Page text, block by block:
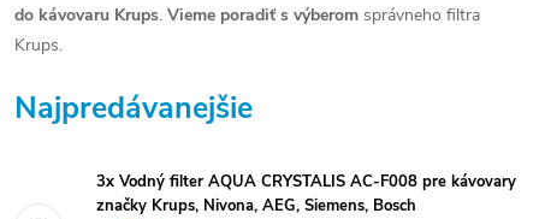
do kávovaru Krups. Vieme poradiť s výberom správneho filtra
Krups.
Najpredávanejšie
3x Vodný filter AQUA CRYSTALIS AC-F008 pre kávovary
značky Krups, Nivona, AEG, Siemens, Bosch